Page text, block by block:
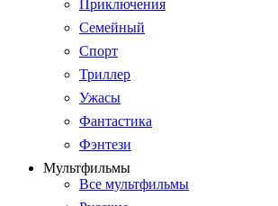
Приключения
Семейный
Спорт
Триллер
Ужасы
Фантастика
Фэнтези
Мультфильмы
Все мультфильмы